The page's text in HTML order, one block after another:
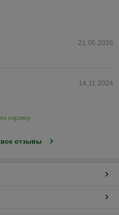
21.05.2026
14.11.2024
корзину
все отзывы